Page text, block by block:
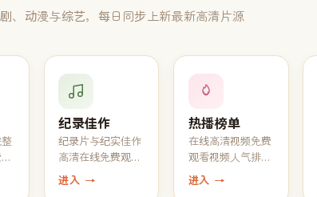
、动漫与综艺，每日同步上新最新高清片源
纪录佳作
纪录片与纪实佳作
高清在线免费观
看，自然 · 人文 ·
工艺一应俱全
进入 →
热播榜单
在线高清视频免费
观看视频人气排
行，大家都在追的
高分片单
进入 →